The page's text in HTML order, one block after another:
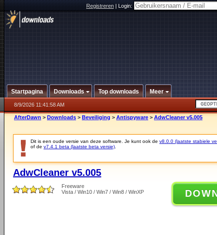
Registreren|Login:
Startpagina Downloads Top downloads Meer
8/9/2026 11:41:58 AM
AfterDawn > Downloads > Beveiliging > Antispyware > AdwCleaner v5.005
Dit is een oude versie van deze software. Je kunt ook de v8.0.0 (laatste stabiele
of de v7.4.1 beta (laatste beta versie)
AdwCleaner v5.005
Freeware
Vista / Win10 / Win7 / Win8 / WinXP